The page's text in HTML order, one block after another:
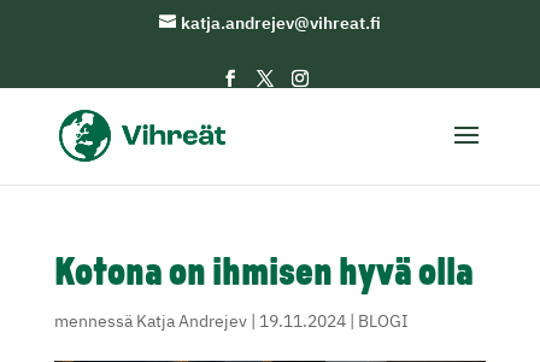
katja.andrejev@vihreat.fi
Kotona on ihmisen hyvä olla
mennessä Katja Andrejev| 19.11.2024| BLOGI